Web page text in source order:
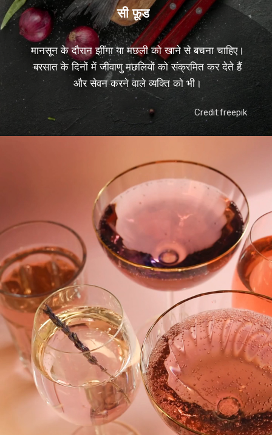
सी फ़ूड
मानसून के दौरान झींगा या मछली को खाने से बचना चाहिए।
बरसात के दिनों में जीवाणु मछलियों को संक्रमित कर देते हैं
और सेवन करने वाले व्यक्ति को भी।
Credit:freepik